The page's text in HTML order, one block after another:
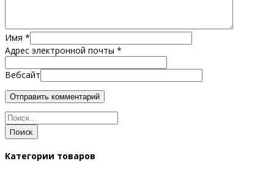
Имя *
Адрес электронной почты *
Вебсайт
Поиск
Категории товаров